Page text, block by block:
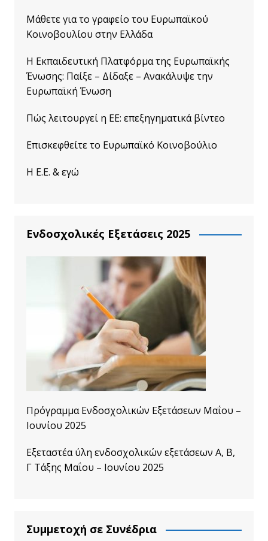
Μάθετε για το γραφείο του Ευρωπαϊκού
Κοινοβουλίου στην Ελλάδα
Η Εκπαιδευτική Πλατφόρμα της Ευρωπαϊκής
Ένωσης: Παίξε – Δίδαξε – Ανακάλυψε την
Ευρωπαϊκή Ένωση
Πώς λειτουργεί η ΕΕ: επεξηγηματικά βίντεο
Επισκεφθείτε το Ευρωπαϊκό Κοινοβούλιο
Η Ε.Ε. & εγώ
Ενδοσχολικές Εξετάσεις 2025
Πρόγραμμα Ενδοσχολικών Εξετάσεων Μαΐου –
Ιουνίου 2025
Εξεταστέα ύλη ενδοσχολικών εξετάσεων A, B,
Γ Τάξης Μαΐου – Ιουνίου 2025
Συμμετοχή σε Συνέδρια